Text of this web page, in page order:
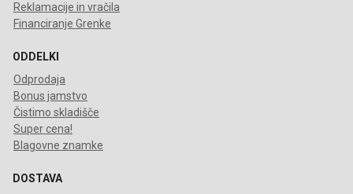
Reklamacije in vračila
Financiranje Grenke
ODDELKI
Odprodaja
Bonus jamstvo
Čistimo skladišče
Super cena!
Blagovne znamke
DOSTAVA